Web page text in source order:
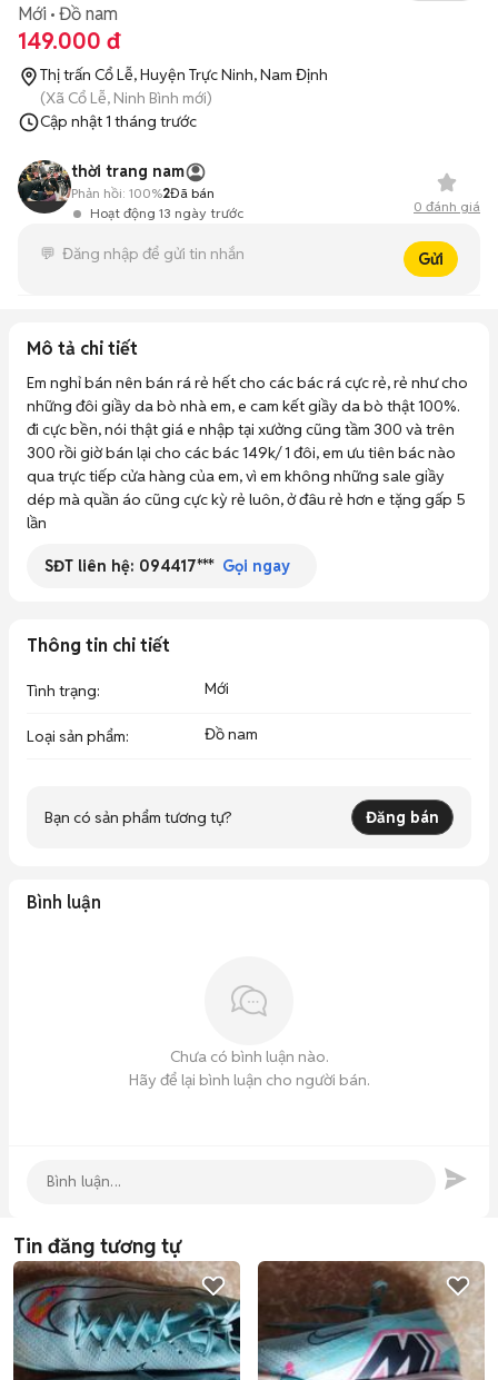
Mới Đồ nam
149.000 đ
Thị trấn Cổ Lễ, Huyện Trực Ninh, Nam Định
(Xã Cổ Lễ, Ninh Bình mới)
Cập nhật1 tháng trước
thời trang nam
Hoạt động 13 ngày trước
Phản hồi: 100%2Đã bán
0 đánh giá
Gửi
Mô tả chi tiết
Em nghỉ bán nên bán rá rẻ hết cho các bác rá cực rẻ, rẻ như cho
những đôi giầy da bò nhà em, e cam kết giầy da bò thật 100%.
đi cực bền, nói thật giá e nhập tại xưởng cũng tầm 300 và trên
300 rồi giờ bán lại cho các bác 149k/ 1 đôi, em ưu tiên bác nào
qua trực tiếp cửa hàng của em, vì em không những sale giầy
dép mà quần áo cũng cực kỳ rẻ luôn, ở đâu rẻ hơn e tặng gấp 5
lần
SĐT liên hệ: 094417*** Gọi ngay
Thông tin chi tiết
Tình trạng: Mới
Loại sản phẩm: Đồ nam
Bạn có sản phẩm tương tự? Đăng bán
Bình luận
Chưa có bình luận nào.
Hãy để lại bình luận cho người bán.
Tin đăng tương tự